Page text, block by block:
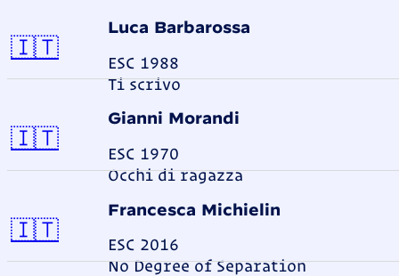
Luca Barbarossa
ESC 1988
Ti scrivo
🇮🇹Italien
Gianni Morandi
ESC 1970
Occhi di ragazza
🇮🇹Italien
Francesca Michielin
ESC 2016
No Degree of Separation
🇮🇹Italien